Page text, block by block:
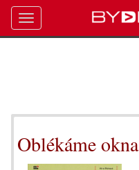
Oblékáme okna
Toggle
navigation